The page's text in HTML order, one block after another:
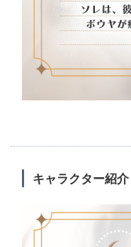
キャラクター紹介